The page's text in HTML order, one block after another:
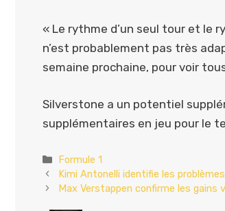
« Le rythme d’un seul tour et le
n’est probablement pas très
semaine prochaine, pour voir
Silverstone a un potentiel
supplémentaires en jeu pour le
Catégories
Formule 1
Kimi Antonelli identifie les
Max Verstappen confirme les gains